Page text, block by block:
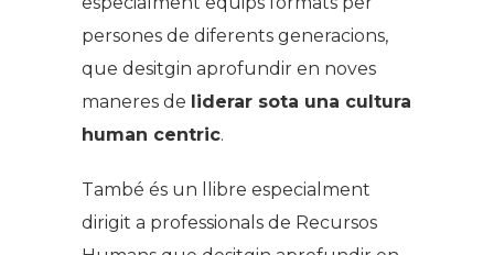
persones de diferents generacions,
que desitgin aprofundir en noves
maneres de liderar sota una cultura
human centric.
També és un llibre especialment
dirigit a professionals de Recursos